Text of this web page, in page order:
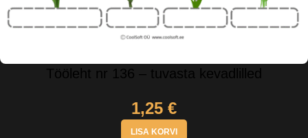
Tööleht nr 136 – tuvasta kevadlilled
1,25 €
LISA KORVI